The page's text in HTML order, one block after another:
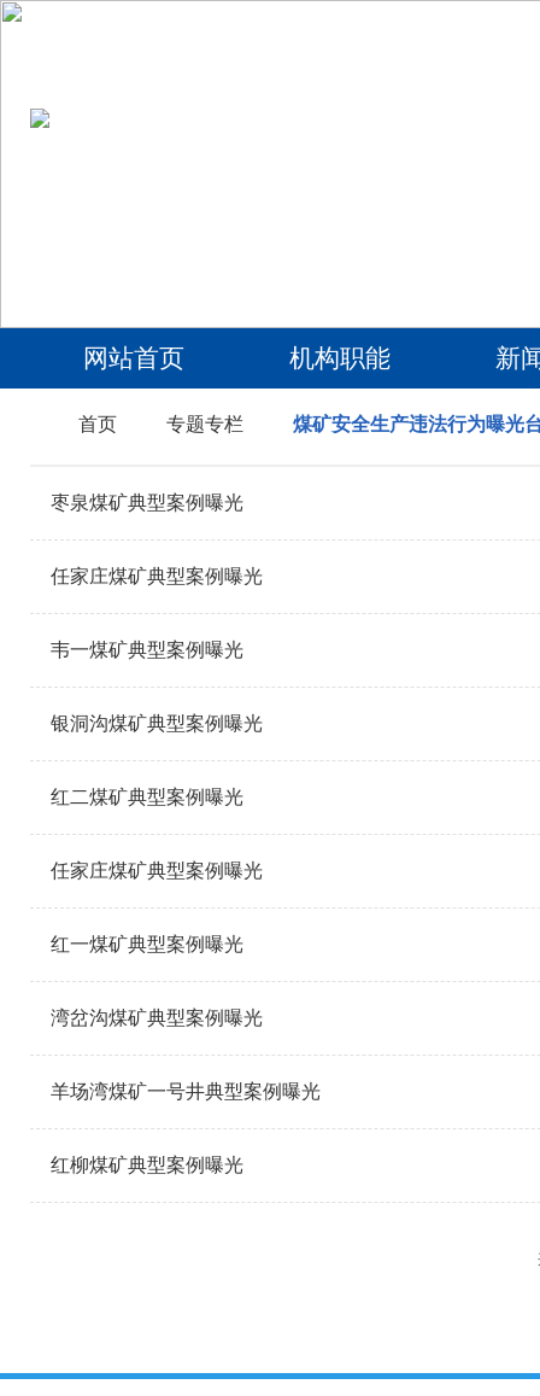
网站首页 机构职能 新
首页 专题专栏 煤矿安全生产违法行为曝光
枣泉煤矿典型案例曝光
任家庄煤矿典型案例曝光
韦一煤矿典型案例曝光
银洞沟煤矿典型案例曝光
红二煤矿典型案例曝光
任家庄煤矿典型案例曝光
红一煤矿典型案例曝光
湾岔沟煤矿典型案例曝光
羊场湾煤矿一号井典型案例曝光
红柳煤矿典型案例曝光